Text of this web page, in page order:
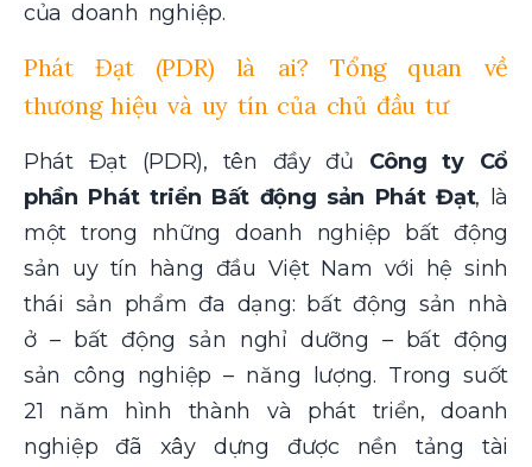
của doanh nghiệp.
Phát Đạt (PDR) là ai? Tổng quan về
thương hiệu và uy tín của chủ đầu tư
Phát Đạt (PDR), tên đầy đủ Công ty Cổ
phần Phát triển Bất động sản Phát Đạt, là
một trong những doanh nghiệp bất động
sản uy tín hàng đầu Việt Nam với hệ sinh
thái sản phẩm đa dạng: bất động sản nhà
ở – bất động sản nghỉ dưỡng – bất động
sản công nghiệp – năng lượng. Trong suốt
21 năm hình thành và phát triển, doanh
nghiệp đã xây dựng được nền tảng tài